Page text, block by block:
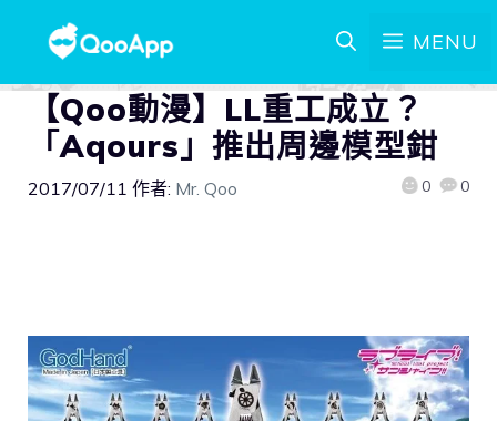
MENU
【Qoo動漫】LL重工成立？
「Aqours」推出周邊模型鉗
2017/07/11 作者: Mr. Qoo 0 0